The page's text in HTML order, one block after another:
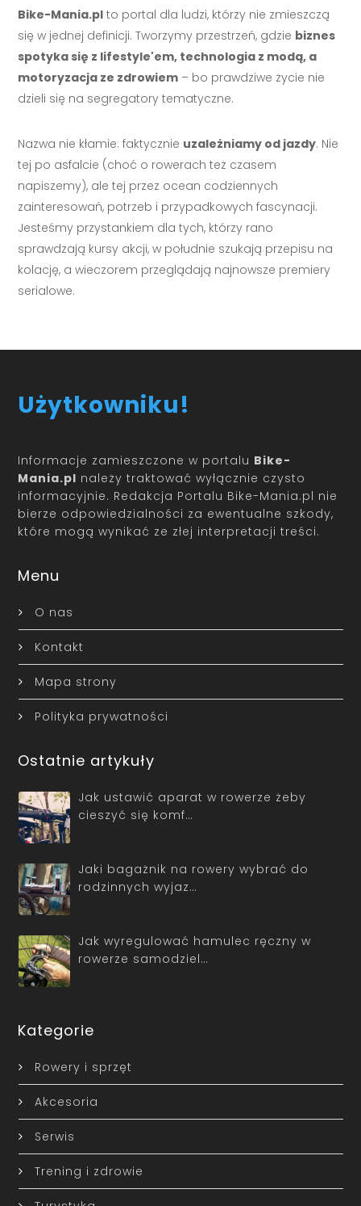
Bike-Mania.pl to portal dla ludzi, którzy nie zmieszczą
się w jednej definicji. Tworzymy przestrzeń, gdzie biznes
spotyka się z lifestyle'em, technologia z modą, a
motoryzacja ze zdrowiem – bo prawdziwe życie nie
dzieli się na segregatory tematyczne.
Nazwa nie kłamie: faktycznie uzależniamy od jazdy. Nie
tej po asfalcie (choć o rowerach też czasem
napiszemy), ale tej przez ocean codziennych
zainteresowań, potrzeb i przypadkowych fascynacji.
Jesteśmy przystankiem dla tych, którzy rano
sprawdzają kursy akcji, w południe szukają przepisu na
kolację, a wieczorem przeglądają najnowsze premiery
serialowe.
Użytkowniku!
Informacje zamieszczone w portalu Bike-
Mania.pl należy traktować wyłącznie czysto
informacyjnie. Redakcja Portalu Bike-Mania.pl nie
bierze odpowiedzialności za ewentualne szkody,
które mogą wynikać ze złej interpretacji treści.
Menu
O nas
Kontakt
Mapa strony
Polityka prywatności
Ostatnie artykuły
Jak ustawić aparat w rowerze żeby
cieszyć się komf…
Jaki bagażnik na rowery wybrać do
rodzinnych wyjaz…
Jak wyregulować hamulec ręczny w
rowerze samodziel…
Kategorie
Rowery i sprzęt
Akcesoria
Serwis
Trening i zdrowie